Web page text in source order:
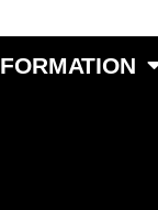
FORMATION